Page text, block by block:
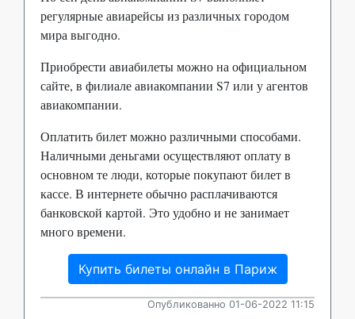
регулярные авиарейсы из различных городом
мира выгодно.
Приобрести авиабилеты можно на официальном
сайте, в филиале авиакомпании S7 или у агентов
авиакомпании.
Оплатить билет можно различными способами.
Наличными деньгами осуществляют оплату в
основном те люди, которые покупают билет в
кассе. В интернете обычно расплачиваются
банковской картой. Это удобно и не занимает
много времени.
Купить билеты онлайн в Париж
Опубликованно 01-06-2022 11:15